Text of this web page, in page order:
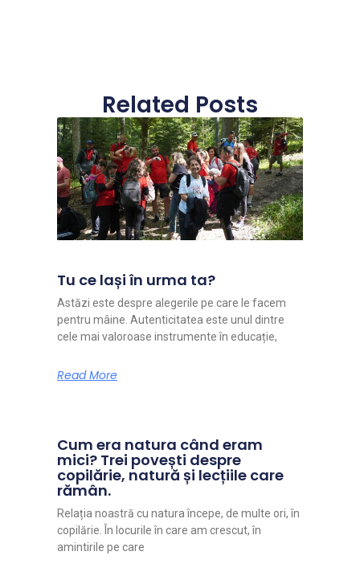
Related Posts
Tu ce lași în urma ta?
Astăzi este despre alegerile pe care le facem
pentru mâine. Autenticitatea este unul dintre
cele mai valoroase instrumente în educație,
Read More
Cum era natura când eram
mici? Trei povești despre
copilărie, natură și lecțiile care
rămân.
Relația noastră cu natura începe, de multe ori, în
copilărie. În locurile în care am crescut, în
amintirile pe care